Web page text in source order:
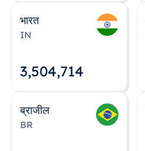
भारत
IN
3,504,715
ब्राजील
BR